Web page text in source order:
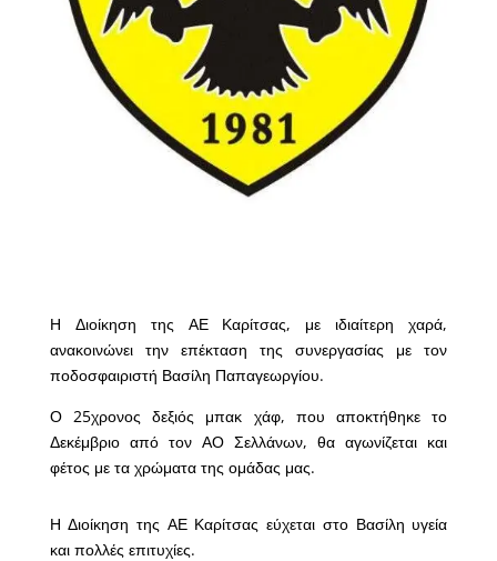
Η Διοίκηση της ΑΕ Καρίτσας, με ιδιαίτερη χαρά,
ανακοινώνει την επέκταση της συνεργασίας με τον
ποδοσφαιριστή Βασίλη Παπαγεωργίου.
Ο 25χρονος δεξιός μπακ χάφ, που αποκτήθηκε το
Δεκέμβριο από τον ΑΟ Σελλάνων, θα αγωνίζεται και
φέτος με τα χρώματα της ομάδας μας.
Η Διοίκηση της ΑΕ Καρίτσας εύχεται στο Βασίλη υγεία
και πολλές επιτυχίες.